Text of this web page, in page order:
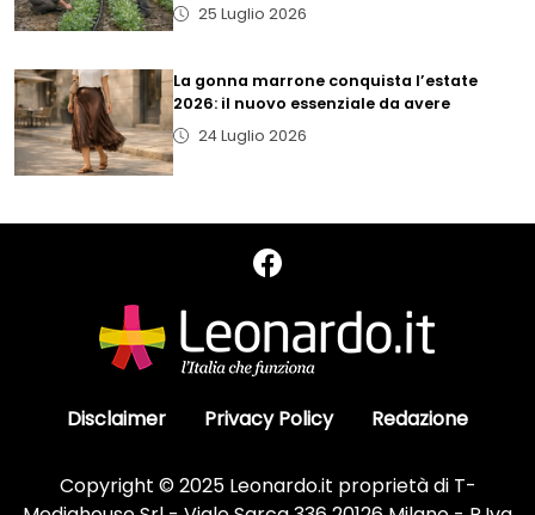
25 Luglio 2026
La gonna marrone conquista l’estate
2026: il nuovo essenziale da avere
24 Luglio 2026
Disclaimer Privacy Policy Redazione
Copyright © 2025 Leonardo.it proprietà di T-